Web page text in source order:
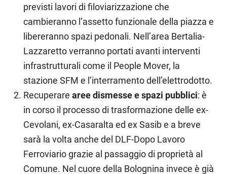
previsti lavori di filoviarizzazione che
cambieranno l’assetto funzionale della piazza e
libereranno spazi pedonali. Nell’area Bertalia-
Lazzaretto verranno portati avanti interventi
infrastrutturali come il People Mover, la
stazione SFM e l’interramento dell’elettrodotto.
Recuperarearee dismesse e spazi pubblici: è
in corso il processo di trasformazione delle ex-
Cevolani, ex-Casaralta ed ex Sasib e a breve
sarà la volta anche del DLF-Dopo Lavoro
Ferroviario grazie al passaggio di proprietà al
Comune. Nel cuore della Bolognina invece è già